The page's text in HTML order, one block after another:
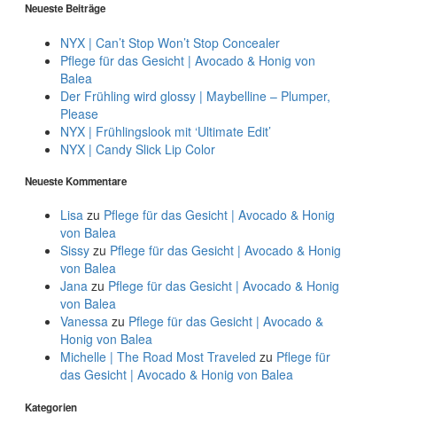
Neueste Beiträge
NYX | Can’t Stop Won’t Stop Concealer
Pflege für das Gesicht | Avocado & Honig von
Balea
Der Frühling wird glossy | Maybelline – Plumper,
Please
NYX | Frühlingslook mit ‘Ultimate Edit’
NYX | Candy Slick Lip Color
Neueste Kommentare
Lisa zu Pflege für das Gesicht | Avocado & Honig
von Balea
Sissy zu Pflege für das Gesicht | Avocado & Honig
von Balea
Jana zu Pflege für das Gesicht | Avocado & Honig
von Balea
Vanessa zu Pflege für das Gesicht | Avocado &
Honig von Balea
Michelle | The Road Most Traveled zu Pflege für
das Gesicht | Avocado & Honig von Balea
Kategorien